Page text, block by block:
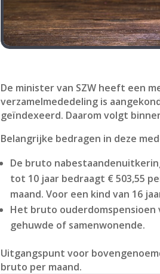
De minister van SZW heeft een
verzamelmededeling is
geïndexeerd. Daarom volgt
Belangrijke bedragen in deze
De bruto
tot 10 jaar bedraagt € 503,55
maand. Voor een kind van 16
Het bruto ouderdomspensioen
gehuwde of samenwonende.
Uitgangspunt voor
bruto per maand.